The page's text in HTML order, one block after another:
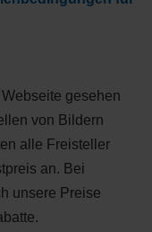
gesehen
von Bildern
alle Freisteller
an. Bei
unsere Preise